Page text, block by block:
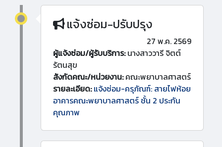
แจ้งซ่อม-ปรับปรุง
27 พ.ค. 2569
ผู้แจ้งซ่อม/ผู้รับบริการ:นางสาววารี จิตต์
รัตนสุข
สังกัดคณะ/หน่วยงาน:คณะพยาบาลศาสตร์
รายละเอียด: แจ้งซ่อม-ครุภัณฑ์: สายไฟห้อย
อาคารคณะพยาบาลศาสตร์ ชั้น 2 ประกัน
คุณภาพ